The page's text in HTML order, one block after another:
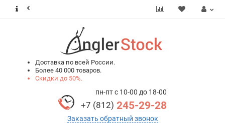
Доставка по всей России.
Более 40 000 товаров.
Скидки до 50%.
пн-пт с 10-00 до 18-00
+7 (812) 245-29-28
Заказать обратный звонок